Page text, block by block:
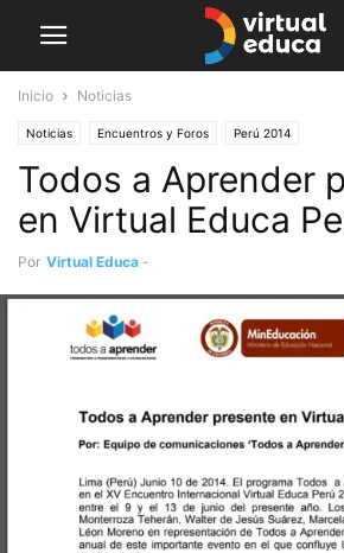
Inicio Noticias
Noticias Encuentros y Foros Perú 2014
Todos a Aprender
en Virtual Educa
Por Virtual Educa -